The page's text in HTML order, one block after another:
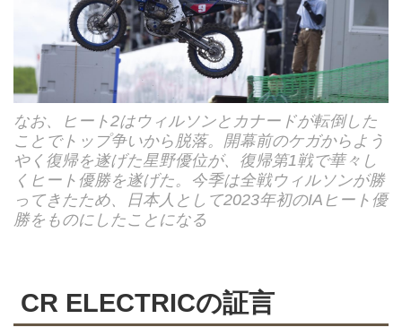
なお、ヒート2はウィルソンとカナードが転倒した
ことでトップ争いから脱落。開幕前のケガからよう
やく復帰を遂げた星野優位が、復帰第1戦で華々し
くヒート優勝を遂げた。今季は全戦ウィルソンが勝
ってきたため、日本人として2023年初のIAヒート優
勝をものにしたことになる
CR ELECTRICの証言